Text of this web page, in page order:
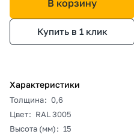
В корзину
Купить в 1 клик
Характеристики
Толщина: 0,6
Цвет: RAL 3005
Высота (мм): 15